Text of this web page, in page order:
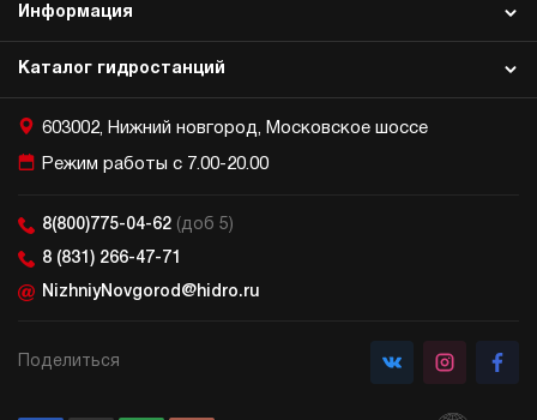
Каталог гидростанций
Информация
603002, Нижний новгород, Московское шоссе
Режим работы с 7.00-20.00
8(800)775-04-62 (доб 5)
8 (831) 266-47-71
NizhniyNovgorod@hidro.ru
Поделиться